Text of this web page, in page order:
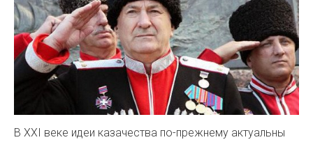
В ХХI веке идеи казачества по-прежнему актуальны